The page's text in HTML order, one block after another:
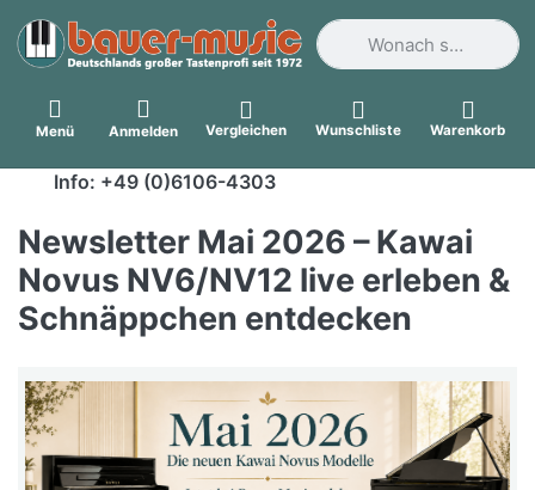
Geben Sie einen
Menü Anmelden Vergleichen Wunschliste Warenkorb
Info: +49 (0)6106-4303
Newsletter Mai 2026 – Kawai
Novus NV6/NV12 live erleben &
Schnäppchen entdecken